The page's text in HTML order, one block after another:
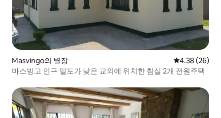
Masvingo의 별장 평점 4.38점(5
4.38 (26)
마스빙고 인구 밀도가 낮은 교외에 위치한 침실 2개 전원주택